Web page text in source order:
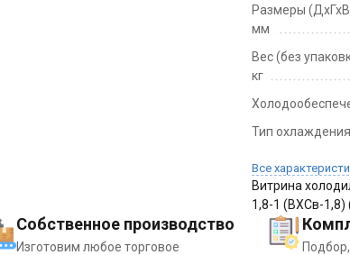
Витрина
1,8-1 (ВХСв-1,8)
Размеры
мм
Вес (без
кг
Тип охлаждения
Все
Собственное производство
Изготовим любое торговое